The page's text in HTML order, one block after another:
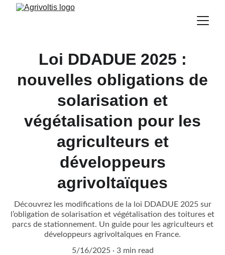
Loi DDADUE 2025 :
nouvelles obligations de
solarisation et
végétalisation pour les
agriculteurs et
développeurs
agrivoltaïques
Découvrez les modifications de la loi DDADUE 2025 sur
l’obligation de solarisation et végétalisation des toitures et
parcs de stationnement. Un guide pour les agriculteurs et
développeurs agrivoltaïques en France.
5/16/2025
3 min read